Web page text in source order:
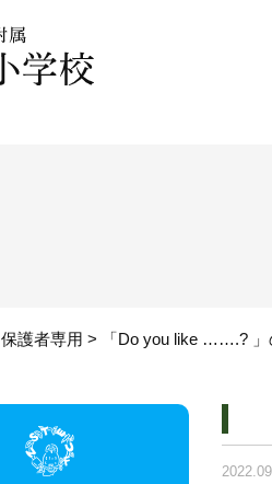
保護者専用 > 「Do you like …….?